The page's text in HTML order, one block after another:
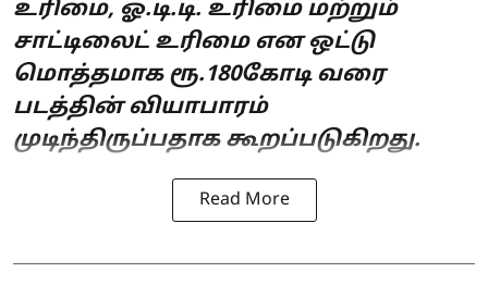
உரிமை, ஓ.டி.டி. உரிமை மற்றும்
சாட்டிலைட் உரிமை என ஒட்டு
மொத்தமாக ரூ.180கோடி வரை
படத்தின் வியாபாரம்
முடிந்திருப்பதாக கூறப்படுகிறது.
Read More